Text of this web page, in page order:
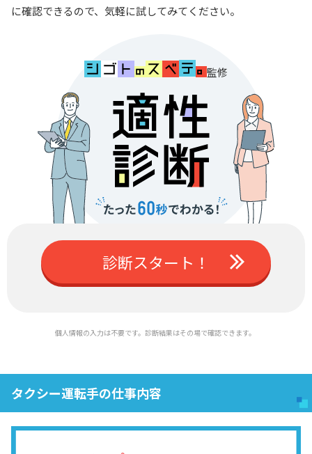
に確認できるので、気軽に試してみてください。
監修
診断スタート！
個人情報の入力は不要です。診断結果はその場で確認できます。
タクシー運転手の仕事内容